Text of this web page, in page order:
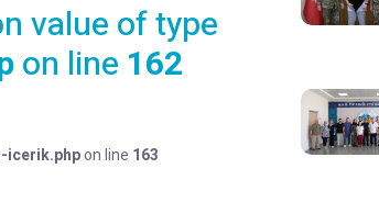
value of type
on line 162
icerik.phpon line 163